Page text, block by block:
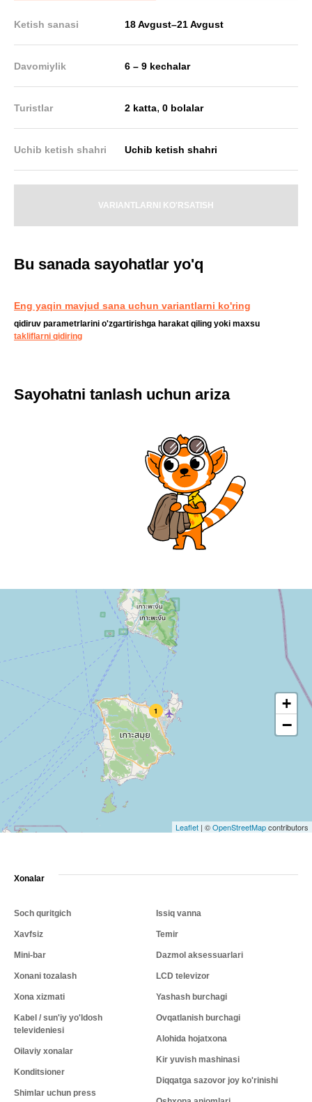
Ketish sanasi 18 Avgust–21 Avgust
Davomiylik 6 – 9 kechalar
Turistlar 2 katta,0 bolalar
Uchib ketish shahri Uchib ketish shahri
VARIANTLARNI KO'RSATISH
Bu sanada sayohatlar yo'q
Eng yaqin mavjud sana uchun variantlarni ko'ring
qidiruv parametrlarini o'zgartirishga harakat qiling yoki maxsu
takliflarni qidiring
Sayohatni tanlash uchun ariza
1 +
−
Leaflet | ©OpenStreetMapcontributors
Xonalar
Soch quritgich
Xavfsiz
Mini-bar
Xonani tozalash
Xona xizmati
Kabel / sun'iy yo'ldosh
televideniesi
Oilaviy xonalar
Konditsioner
Shimlar uchun press
Issiq vanna
Temir
Dazmol aksessuarlari
LCD televizor
Yashash burchagi
Ovqatlanish burchagi
Alohida hojatxona
Kir yuvish mashinasi
Diqqatga sazovor joy ko'rinishi